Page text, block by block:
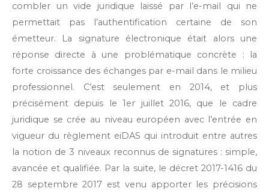
combler un vide juridique laissé par l’e-mail qui ne
permettait pas l’authentification certaine de son
émetteur. La signature électronique était alors une
réponse directe à une problématique concrète : la
forte croissance des échanges par e-mail dans le milieu
professionnel. C’est seulement en 2014, et plus
précisément depuis le 1er juillet 2016, que le cadre
juridique se crée au niveau européen avec l’entrée en
vigueur du règlement eiDAS qui introduit entre autres
la notion de 3 niveaux reconnus de signatures : simple,
avancée et qualifiée. Par la suite, le décret 2017-1416 du
28 septembre 2017 est venu apporter les précisions